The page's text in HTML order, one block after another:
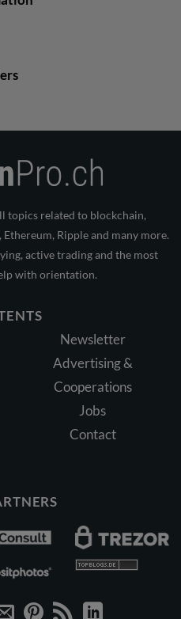
topics related to blockchain,
Ripple and many more.
active trading and the most
with orientation.
Newsletter
Advertising &
Cooperations
Jobs
Contact